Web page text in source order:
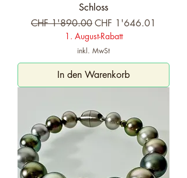
Schloss
Standardpreis
CHF 1'890.00Sale-Preis
CHF 1'646.01
1. August-Rabatt
inkl. MwSt
In den Warenkorb